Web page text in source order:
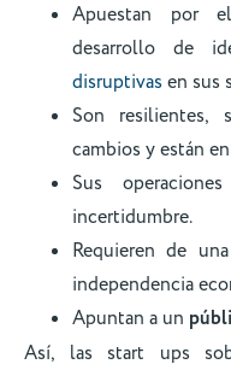
Apuestan por
desarrollo de
disruptivasen sus
Son resilientes,
cambios y están
Sus
incertidumbre.
Requieren de
independencia
Apuntan a un
Así, las start ups